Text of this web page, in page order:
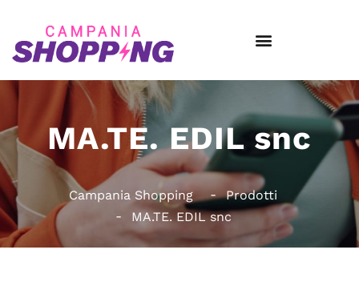
MA.TE. EDIL snc
Campania Shopping
Prodotti
MA.TE. EDIL snc